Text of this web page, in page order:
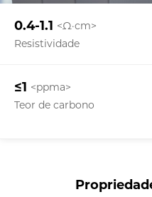
0.4-1.1 <Ω·cm>
Resistividade
≤1 <ppma>
Teor de carbono